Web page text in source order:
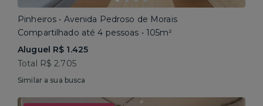
Pinheiros • Avenida Pedroso de Morais
Compartilhado até 4 pessoas • 105m²
Aluguel R$ 1.425
Total R$ 2.705
Similar a sua busca